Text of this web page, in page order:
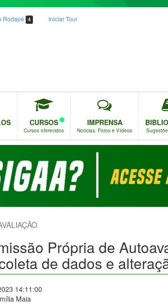
Rodapé 4 Iniciar Tour
CURSOS
Cursos oferecidos
IMPRENSA
Notícias, Fotos e Vídeos
Própria de
de dados e
14:11:00
Maia